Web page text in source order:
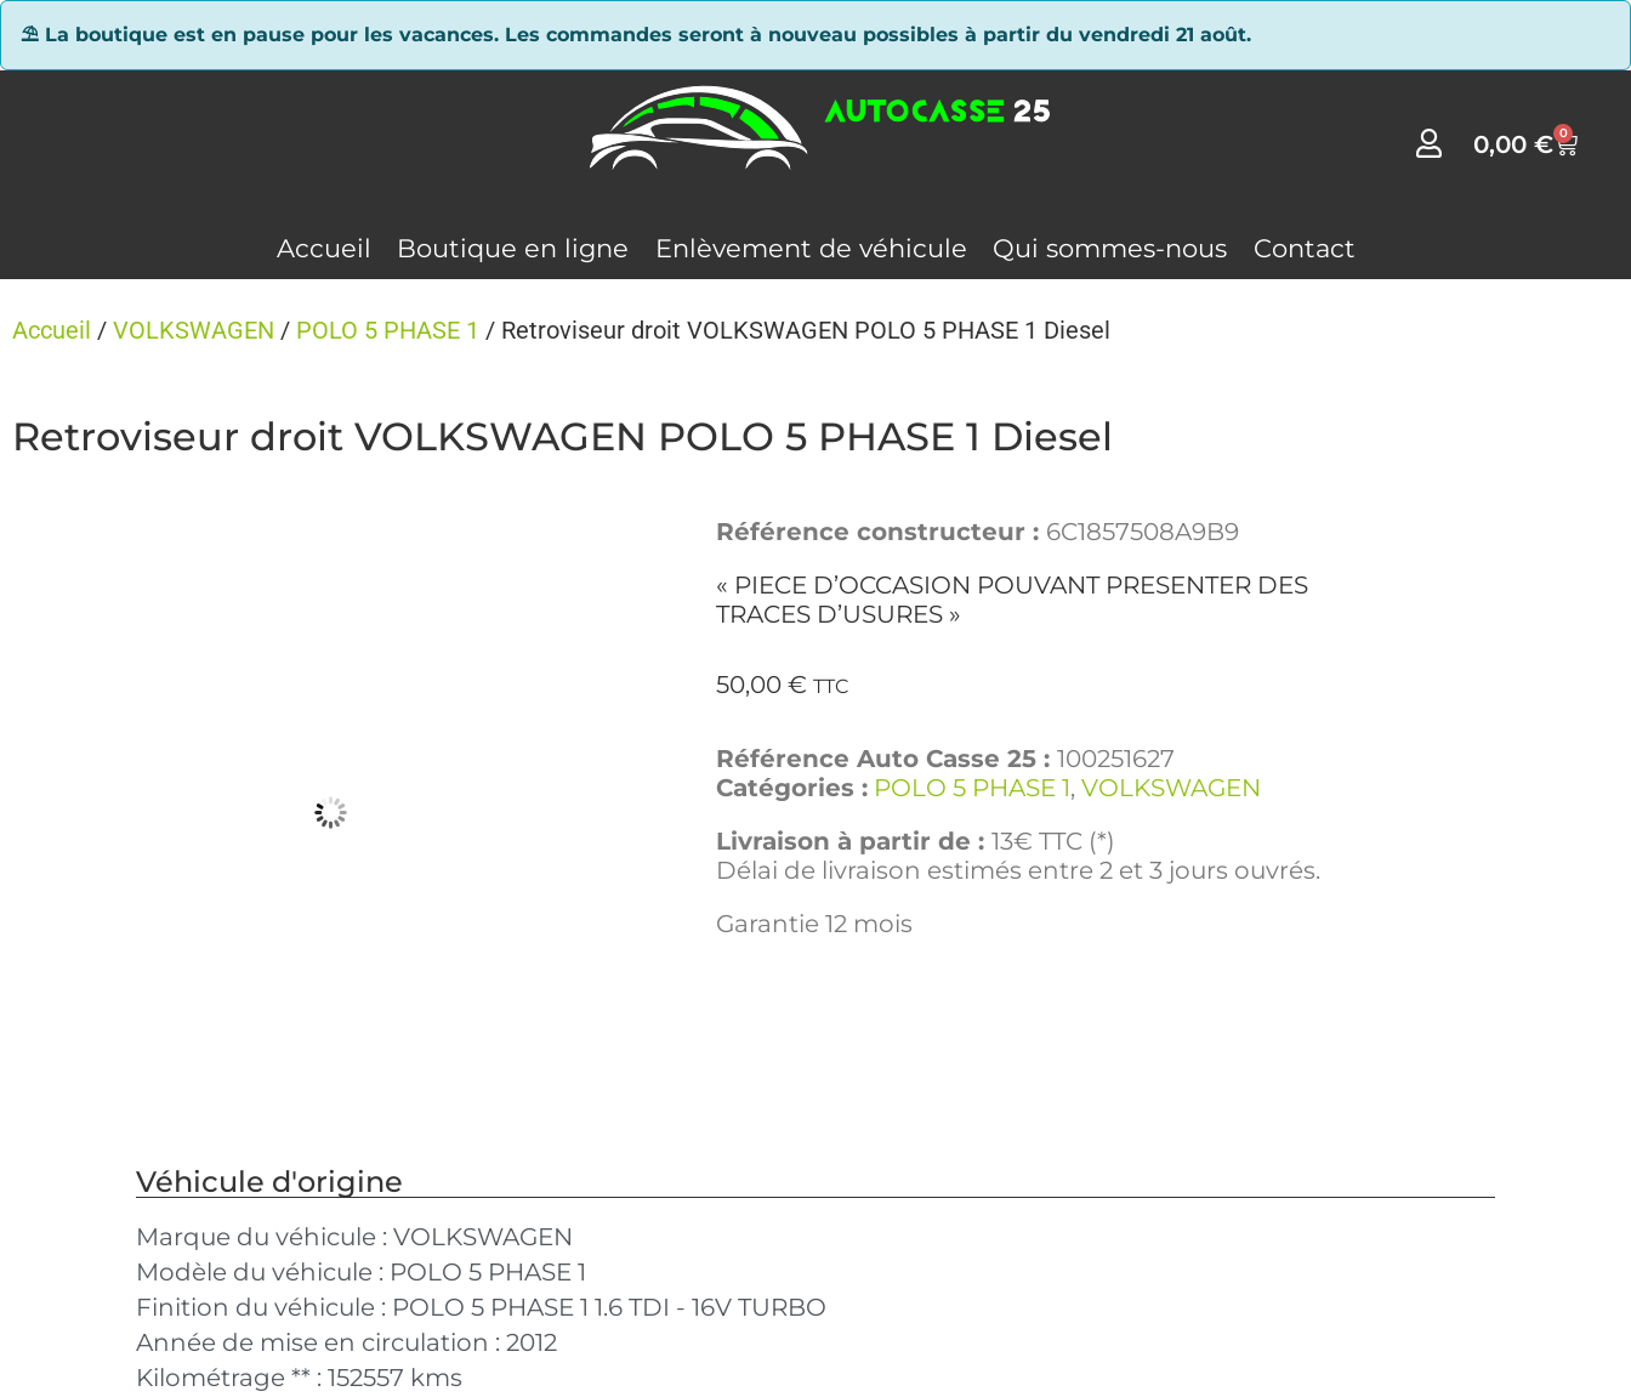
⛱ La boutique est en pause pour les vacances. Les commandes seront à nouveau possibles à partir du vendredi 21 août.
0,00€ 0
Accueil Boutique en ligne Enlèvement de véhicule Qui sommes-nous Contact
Accueil / VOLKSWAGEN / POLO 5 PHASE 1 / Retroviseur droit VOLKSWAGEN POLO 5 PHASE 1 Diesel
Retroviseur droit VOLKSWAGEN POLO 5 PHASE 1 Diesel
Référence constructeur : 6C1857508A9B9
« PIECE D’OCCASION POUVANT PRESENTER DES
TRACES D’USURES »
50,00 € TTC
Référence Auto Casse 25 : 100251627
Catégories : POLO 5 PHASE 1, VOLKSWAGEN
Livraison à partir de : 13€ TTC (*)
Délai de livraison estimés entre 2 et 3 jours ouvrés.
Garantie 12 mois
Véhicule d'origine
Marque du véhicule : VOLKSWAGEN
Modèle du véhicule : POLO 5 PHASE 1
Finition du véhicule : POLO 5 PHASE 1 1.6 TDI - 16V TURBO
Année de mise en circulation : 2012
Kilométrage ** : 152557 kms
Panneau de gestion des cookies